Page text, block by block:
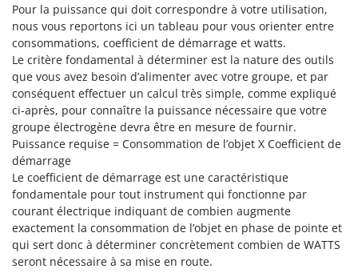
S
S.T.P.
Santos
Sbaraglia
Schnitzer
Seven Italy
Shark
Silky
Simatech
Sirman
Skil
Pour la puissance qui doit correspondre à votre utilisation,
nous vous reportons ici un tableau pour vous orienter entre
consommations, coefficient de démarrage et watts.
Le critère fondamental à déterminer est la nature des outils
que vous avez besoin d’alimenter avec votre groupe, et par
conséquent effectuer un calcul très simple, comme expliqué
ci-après, pour connaître la puissance nécessaire que votre
groupe électrogène devra être en mesure de fournir.
Puissance requise = Consommation de l’objet X Coefficient de
démarrage
Le coefficient de démarrage est une caractéristique
fondamentale pour tout instrument qui fonctionne par
courant électrique indiquant de combien augmente
exactement la consommation de l’objet en phase de pointe et
qui sert donc à déterminer concrètement combien de WATTS
seront nécessaire à sa mise en route.